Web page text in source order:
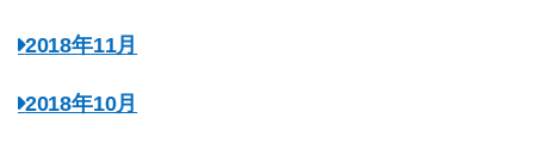
2018年11月
2018年10月